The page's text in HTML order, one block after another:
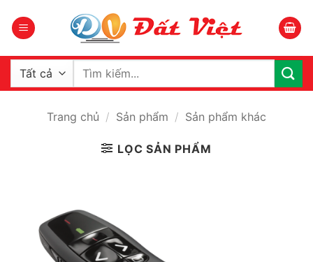
qua
dung
Tìm
Trang chủ / Sản phẩm / Sản phẩm khác
LỌC SẢN PHẨM